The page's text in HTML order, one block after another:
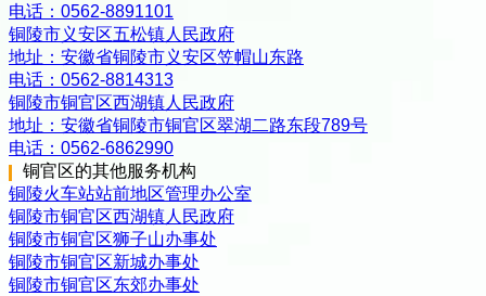
电话： 0562-8891101
铜陵市义安区五松镇人民政府
地址： 安徽省铜陵市义安区笠帽山东路
电话： 0562-8814313
铜陵市铜官区西湖镇人民政府
地址： 安徽省铜陵市铜官区翠湖二路东段789号
电话： 0562-6862990
铜官区的其他服务机构
铜陵火车站站前地区管理办公室
铜陵市铜官区西湖镇人民政府
铜陵市铜官区狮子山办事处
铜陵市铜官区新城办事处
铜陵市铜官区东郊办事处